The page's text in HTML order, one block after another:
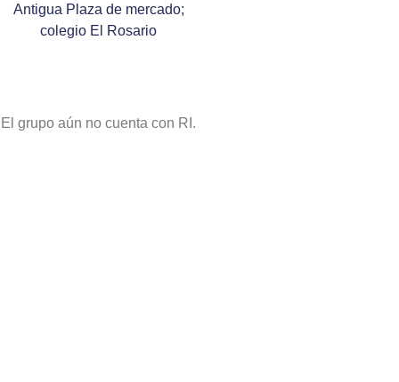
Antigua Plaza de mercado;
colegio El Rosario
El grupo aún no cuenta con RI.